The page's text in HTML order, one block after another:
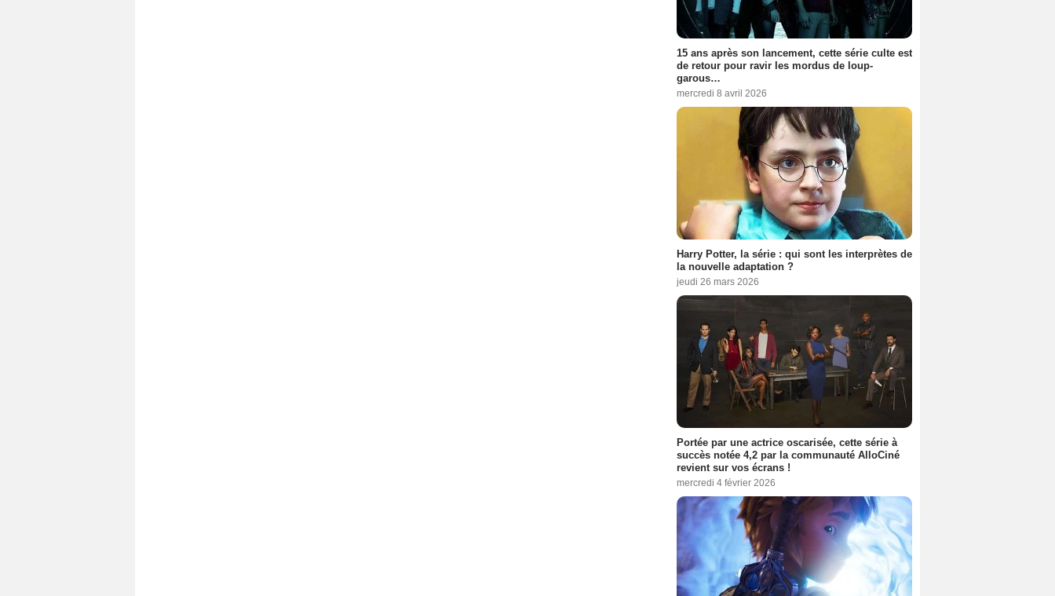
15 ans après son lancement, cette série culte est
de retour pour ravir les mordus de loup-
garous…
mercredi 8 avril 2026
Harry Potter, la série : qui sont les interprètes de
la nouvelle adaptation ?
jeudi 26 mars 2026
Portée par une actrice oscarisée, cette série à
succès notée 4,2 par la communauté AlloCiné
revient sur vos écrans !
mercredi 4 février 2026